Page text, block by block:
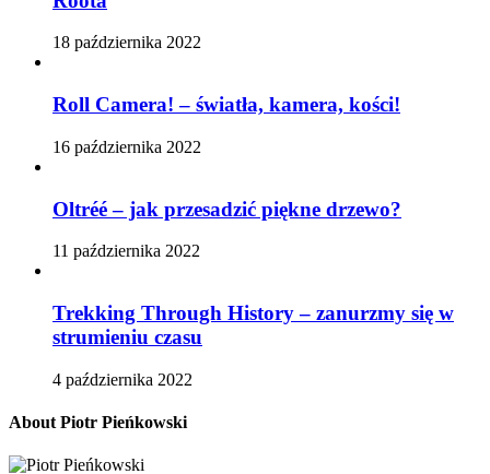
18 października 2022
Roll Camera! – światła, kamera, kości!
16 października 2022
Oltréé – jak przesadzić piękne drzewo?
11 października 2022
Trekking Through History – zanurzmy się w
strumieniu czasu
4 października 2022
About Piotr Pieńkowski